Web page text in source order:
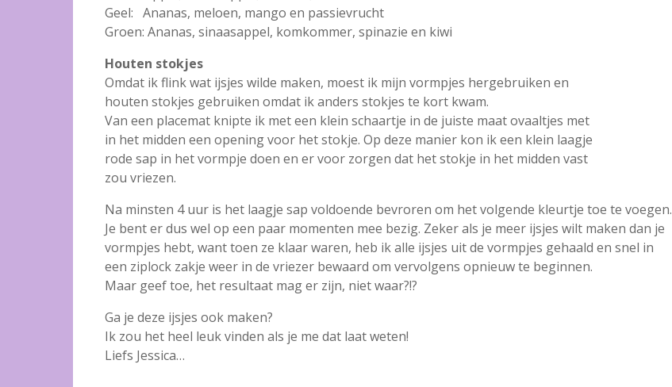
Geel: Ananas, meloen, mango en passievrucht
Groen: Ananas, sinaasappel, komkommer, spinazie en kiwi
Houten stokjes
Omdat ik flink wat ijsjes wilde maken, moest ik mijn vormpjes hergebruiken en
houten stokjes gebruiken omdat ik anders stokjes te kort kwam.
Van een placemat knipte ik met een klein schaartje in de juiste maat ovaaltjes met
in het midden een opening voor het stokje. Op deze manier kon ik een klein laagje
rode sap in het vormpje doen en er voor zorgen dat het stokje in het midden vast
zou vriezen.
Na minsten 4 uur is het laagje sap voldoende bevroren om het volgende kleurtje toe te voegen.
Je bent er dus wel op een paar momenten mee bezig. Zeker als je meer ijsjes wilt maken dan je
vormpjes hebt, want toen ze klaar waren, heb ik alle ijsjes uit de vormpjes gehaald en snel in
een ziplock zakje weer in de vriezer bewaard om vervolgens opnieuw te beginnen.
Maar geef toe, het resultaat mag er zijn, niet waar?!?
Ga je deze ijsjes ook maken?
Ik zou het heel leuk vinden als je me dat laat weten!
Liefs Jessica…